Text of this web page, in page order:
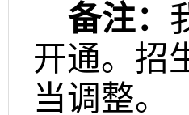
备注：
开通。招
当调整。